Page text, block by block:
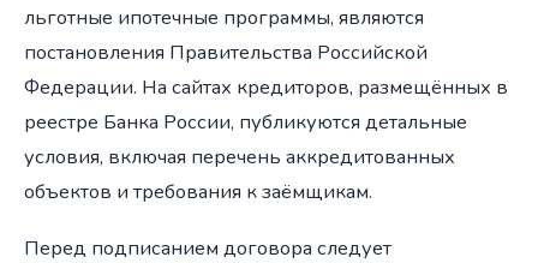
льготные ипотечные программы, являются
постановления Правительства Российской
Федерации. На сайтах кредиторов, размещённых в
реестре Банка России, публикуются детальные
условия, включая перечень аккредитованных
объектов и требования к заёмщикам.
Перед подписанием договора следует